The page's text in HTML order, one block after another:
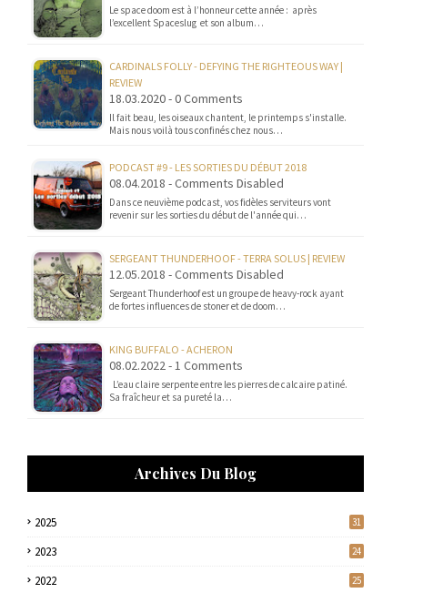
Le space doom est à l’honneur cette année : après
l’excellent Spaceslug et son album…
CARDINALS FOLLY - DEFYING THE RIGHTEOUS WAY |
REVIEW
18.03.2020 - 0 Comments
Il fait beau, les oiseaux chantent, le printemps s'installe.
Mais nous voilà tous confinés chez nous…
PODCAST #9 - LES SORTIES DU DÉBUT 2018
08.04.2018 - Comments Disabled
Dans ce neuvième podcast, vos fidèles serviteurs vont
revenir sur les sorties du début de l'année qui…
SERGEANT THUNDERHOOF - TERRA SOLUS | REVIEW
12.05.2018 - Comments Disabled
Sergeant Thunderhoof est un groupe de heavy-rock ayant
de fortes influences de stoner et de doom…
KING BUFFALO - ACHERON
08.02.2022 - 1 Comments
L’eau claire serpente entre les pierres de calcaire patiné.
Sa fraîcheur et sa pureté la…
Archives Du Blog
2025 31
2023 24
2022 25